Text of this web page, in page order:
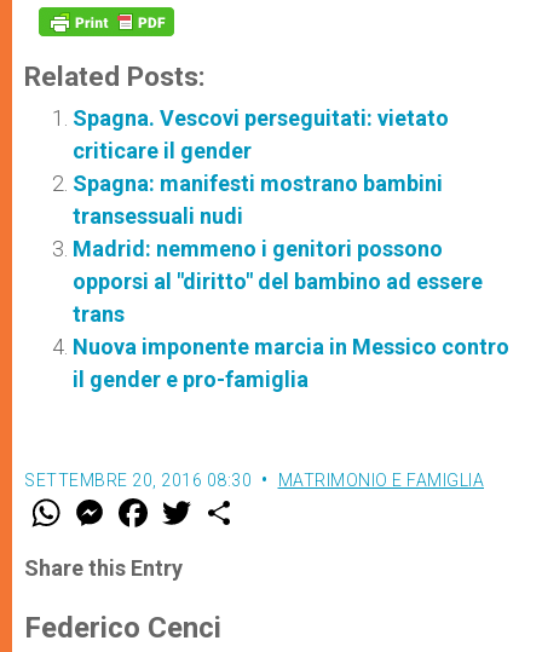
Related Posts:
Spagna. Vescovi perseguitati: vietato
criticare il gender
Spagna: manifesti mostrano bambini
transessuali nudi
Madrid: nemmeno i genitori possono
opporsi al "diritto" del bambino ad essere
trans
Nuova imponente marcia in Messico contro
il gender e pro-famiglia
SETTEMBRE 20, 2016 08:30 MATRIMONIO E FAMIGLIA
W
t
s
p
p
M
e
s
e
g
e
F
a
e
b
o
k
w
r
Share this Entry
Federico Cenci